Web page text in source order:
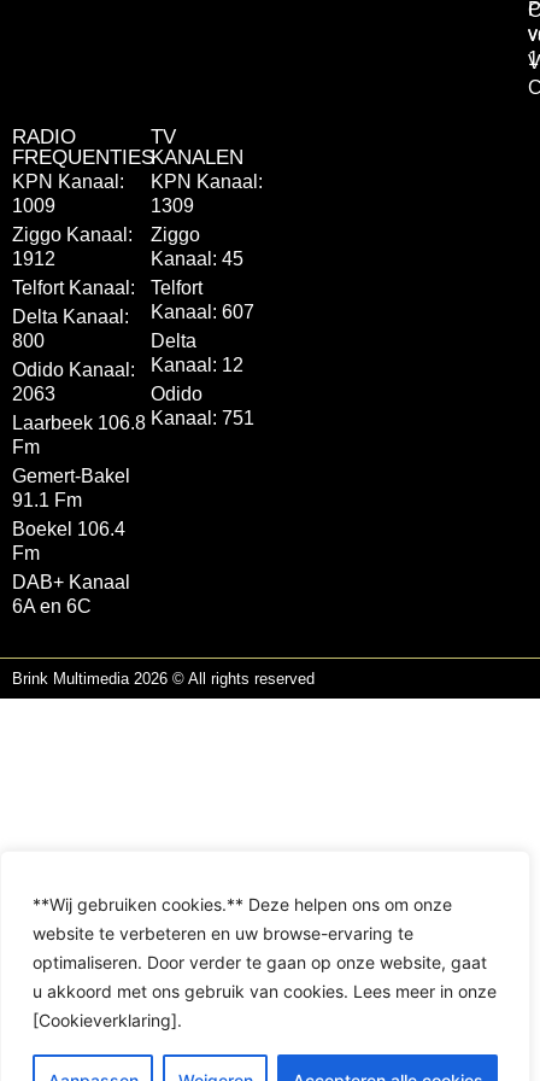
**Wij gebruiken cookies.** Deze helpen ons om onze
website te verbeteren en uw browse-ervaring te
optimaliseren. Door verder te gaan op onze website, gaat
u akkoord met ons gebruik van cookies. Lees meer in onze
[Cookieverklaring].
RADIO
FREQUENTIES
KPN Kanaal:
1009
Ziggo Kanaal:
1912
Telfort Kanaal:
Delta Kanaal:
800
Odido Kanaal:
2063
Laarbeek 106.8
Fm
Gemert-Bakel
91.1 Fm
Boekel 106.4
Fm
DAB+ Kanaal
6A en 6C
TV
KANALEN
KPN Kanaal:
1309
Ziggo
Kanaal: 45
Telfort
Kanaal: 607
Delta
Kanaal: 12
Odido
Kanaal: 751
Brink Multimedia 2026 © All rights reserved